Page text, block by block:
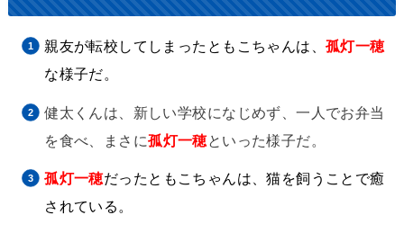
親友が転校してしまったともこちゃんは、孤灯一穂
な様子だ。
健太くんは、新しい学校になじめず、一人でお弁当
を食べ、まさに孤灯一穂といった様子だ。
孤灯一穂だった ともこちゃんは、猫を飼うことで癒
されている。